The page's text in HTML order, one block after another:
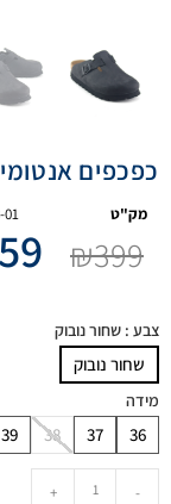
כפכפים
מק"ט 01
₪399
צבע : שחור נובוק
שחור נובוק
מידה
36
37
38
39
-
+